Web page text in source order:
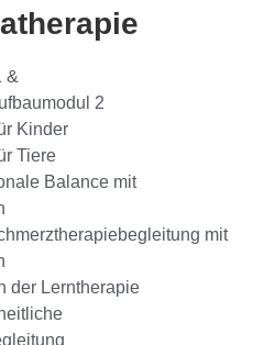
&
2
Kinder
Tiere
Balance mit
mit
der Lerntherapie